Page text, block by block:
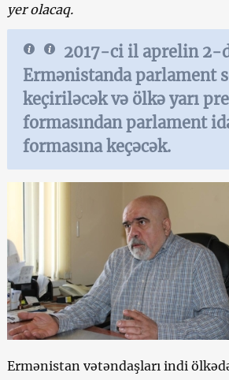
yer olacaq.
2017-ci il aprelin 2-
Ermənistanda parlament
keçiriləcək və ölkə yarı
formasından parlament
formasına keçəcək.
Ermənistan vətəndaşları indi